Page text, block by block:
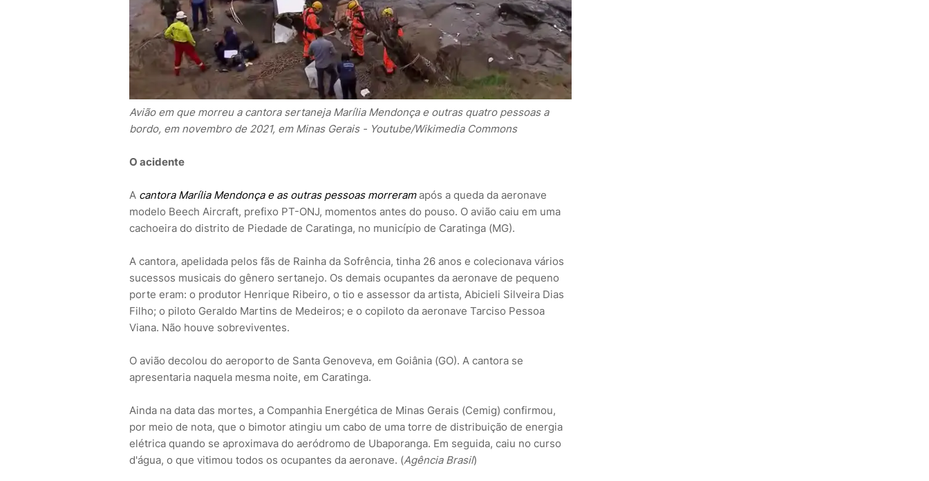
Avião em que morreu a cantora sertaneja Marília Mendonça e outras quatro pessoas a
bordo, em novembro de 2021, em Minas Gerais - Youtube/Wikimedia Commons
O acidente
A cantora Marília Mendonça e as outras pessoas morreramapós a queda da aeronave
modelo Beech Aircraft, prefixo PT-ONJ, momentos antes do pouso. O avião caiu em uma
cachoeira do distrito de Piedade de Caratinga, no município de Caratinga (MG).
A cantora, apelidada pelos fãs de Rainha da Sofrência, tinha 26 anos e colecionava vários
sucessos musicais do gênero sertanejo. Os demais ocupantes da aeronave de pequeno
porte eram: o produtor Henrique Ribeiro, o tio e assessor da artista, Abicieli Silveira Dias
Filho; o piloto Geraldo Martins de Medeiros; e o copiloto da aeronave Tarciso Pessoa
Viana. Não houve sobreviventes.
O avião decolou do aeroporto de Santa Genoveva, em Goiânia (GO). A cantora se
apresentaria naquela mesma noite, em Caratinga.
Ainda na data das mortes, a Companhia Energética de Minas Gerais (Cemig) confirmou,
por meio de nota, que o bimotor atingiu um cabo de uma torre de distribuição de energia
elétrica quando se aproximava do aeródromo de Ubaporanga. Em seguida, caiu no curso
d'água, o que vitimou todos os ocupantes da aeronave. (Agência Brasil)